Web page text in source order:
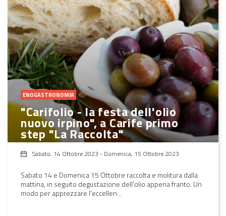
ENOGASTRONOMIA
"Carifolio - la festa dell'olio
nuovo irpino", a Carife primo
step "La Raccolta"
Sabato, 14 Ottobre 2023 - Domenica, 15 Ottobre 2023
Sabato 14 e Domenica 15 Ottobre raccolta e molitura dalla
mattina, in seguito degustazione dell'olio appena franto. Un
modo per apprezzare l'eccellen...